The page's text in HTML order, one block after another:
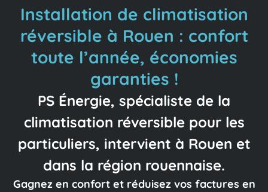
Installation de climatisation
réversible à Rouen : confort
toute l’année, économies
garanties !
PS Énergie, spécialiste de la
climatisation réversible pour les
particuliers, intervient à Rouen et
dans la région rouennaise.
Gagnez en confort et réduisez vos factures en